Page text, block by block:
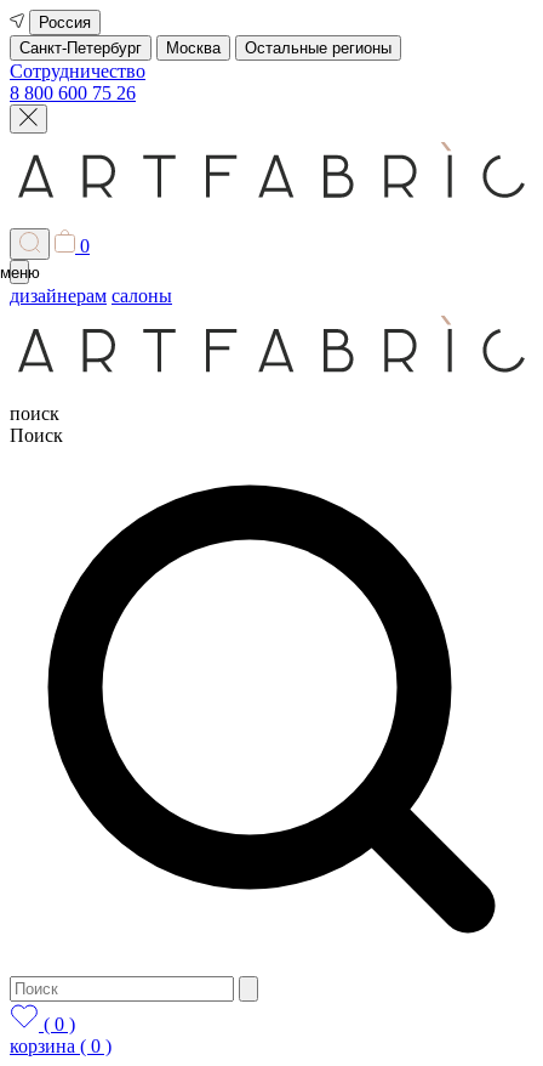
Россия
Санкт-Петербург
Москва Остальные регионы
Сотрудничество
8 800 600 75 26
0
меню
дизайнерам салоны
поиск
Поиск
( 0 )
корзина ( 0 )